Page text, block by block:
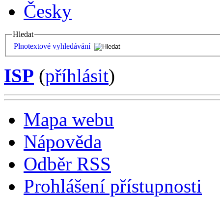
Česky
Hledat
Plnotextové vyhledávání
ISP (příhlásit)
Mapa webu
Nápověda
Odběr RSS
Prohlášení přístupnosti